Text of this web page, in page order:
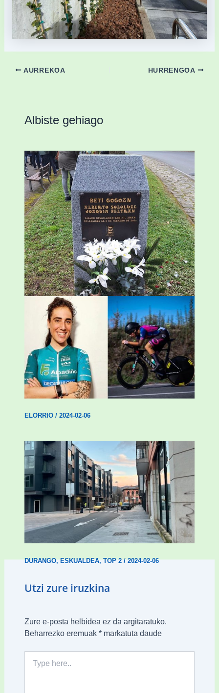
AURREKOA HURRENGOA
Albiste gehiago
«Azkenengo 40 urteetan Zaldibar jo zuen
ingurumen-hondamendirik larriena»
ESKUALDEA,ZALDIBAR/2024-02-06
Ziortza Isasik debuta egin du Abadiño
Academia Cycling-ekin
ELORRIO/ 2024-02-06
Udal etxebizitza tasatuei buruzko lehen
ordenantza izango du Durangok
DURANGO,ESKUALDEA,TOP 2/2024-02-06
Utzi zure iruzkina
Zure e-posta helbidea ez da argitaratuko.
Beharrezko eremuak *markatuta daude
here..